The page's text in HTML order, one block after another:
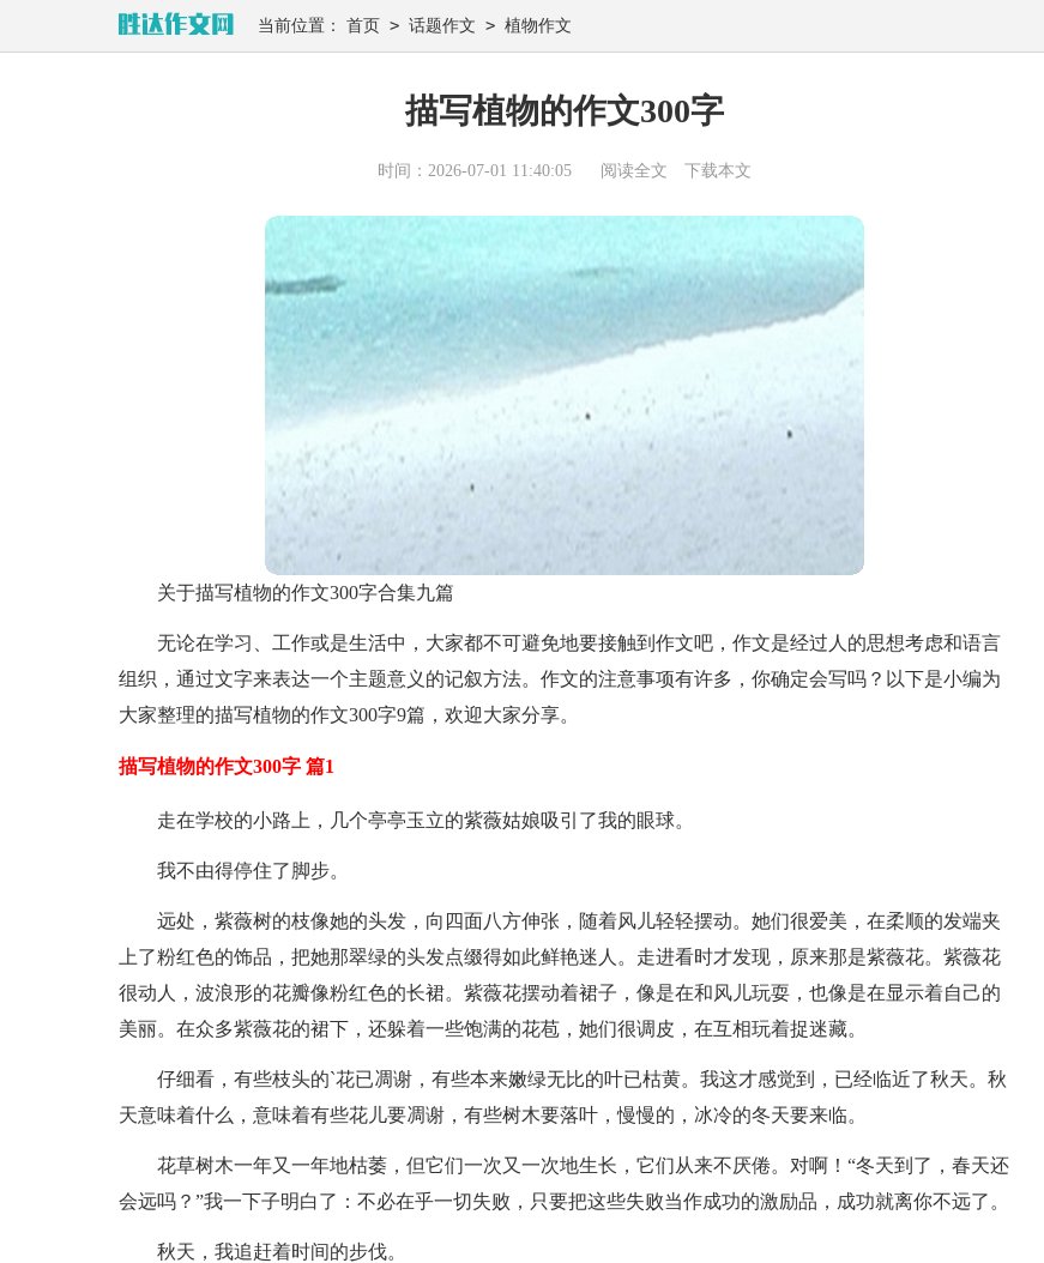
当前位置： 首页 > 话题作文 > 植物作文
描写植物的作文300字
时间：2026-07-01 11:40:05 阅读全文 下载本文
关于描写植物的作文300字合集九篇
无论在学习、工作或是生活中，大家都不可避免地要接触到作文吧，作文是经过人的思想考虑和语言
组织，通过文字来表达一个主题意义的记叙方法。作文的注意事项有许多，你确定会写吗？以下是小编为
大家整理的描写植物的作文300字9篇，欢迎大家分享。
描写植物的作文300字 篇1
走在学校的小路上，几个亭亭玉立的紫薇姑娘吸引了我的眼球。
我不由得停住了脚步。
远处，紫薇树的枝像她的头发，向四面八方伸张，随着风儿轻轻摆动。她们很爱美，在柔顺的发端夹
上了粉红色的饰品，把她那翠绿的头发点缀得如此鲜艳迷人。走进看时才发现，原来那是紫薇花。紫薇花
很动人，波浪形的花瓣像粉红色的长裙。紫薇花摆动着裙子，像是在和风儿玩耍，也像是在显示着自己的
美丽。在众多紫薇花的裙下，还躲着一些饱满的花苞，她们很调皮，在互相玩着捉迷藏。
仔细看，有些枝头的`花已凋谢，有些本来嫩绿无比的叶已枯黄。我这才感觉到，已经临近了秋天。秋
天意味着什么，意味着有些花儿要凋谢，有些树木要落叶，慢慢的，冰冷的冬天要来临。
花草树木一年又一年地枯萎，但它们一次又一次地生长，它们从来不厌倦。对啊！“冬天到了，春天还
会远吗？”我一下子明白了：不必在乎一切失败，只要把这些失败当作成功的激励品，成功就离你不远了。
秋天，我追赶着时间的步伐。